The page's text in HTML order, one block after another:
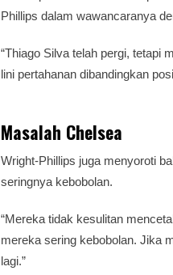
Phillips dalam wawancaranya
“Thiago Silva telah pergi, tetapi
lini pertahanan dibandingkan
Masalah Chelsea
Wright-Phillips juga menyoroti
seringnya kebobolan.
“Mereka tidak kesulitan
mereka sering kebobolan. Jika
lagi.”